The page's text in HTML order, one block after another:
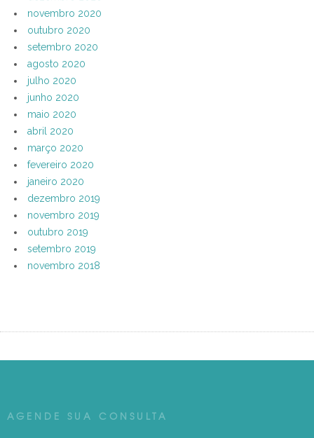
novembro 2020
outubro 2020
setembro 2020
agosto 2020
julho 2020
junho 2020
maio 2020
abril 2020
março 2020
fevereiro 2020
janeiro 2020
dezembro 2019
novembro 2019
outubro 2019
setembro 2019
novembro 2018
AGENDE SUA CONSULTA